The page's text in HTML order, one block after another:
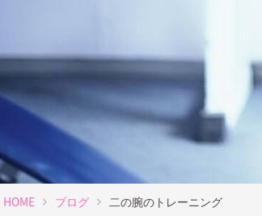
HOME ブログ 二の腕のトレーニング